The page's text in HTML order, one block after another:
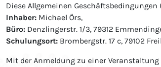
Diese Allgemeinen
Inhaber: Michael Örs,
Büro: Denzlingerstr. 1/3, 79312
Schulungsort: Brombergstr. 17 c, 79102
Mit der Anmeldung zu einer Veranstaltung